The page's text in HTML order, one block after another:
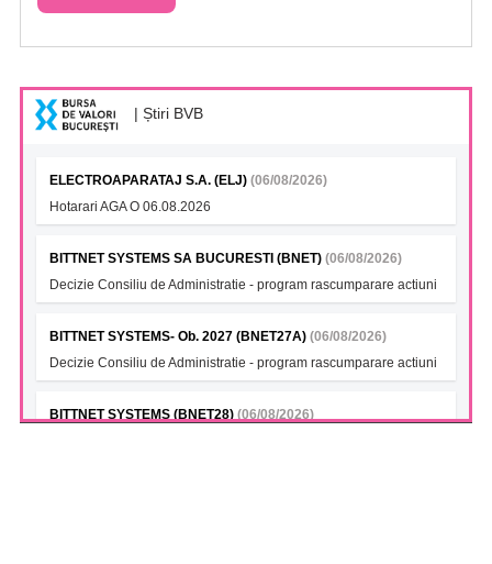
| Știri BVB
ELECTROAPARATAJ S.A. (ELJ) (06/08/2026)
Hotarari AGA O 06.08.2026
BITTNET SYSTEMS SA BUCURESTI (BNET) (06/08/2026)
Decizie Consiliu de Administratie - program rascumparare actiuni
BITTNET SYSTEMS- Ob. 2027 (BNET27A) (06/08/2026)
Decizie Consiliu de Administratie - program rascumparare actiuni
BITTNET SYSTEMS (BNET28) (06/08/2026)